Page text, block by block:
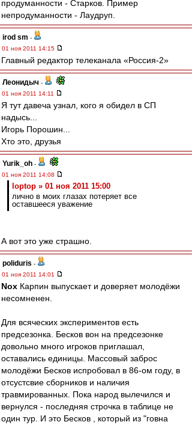
продуманности - Старков. Пример
непродуманности - Лаудруп.
irod sm -
01 ноя 2011 14:15
Главный редактор телеканала «Россия-2»
Леонидыч -
01 ноя 2011 14:11
Я тут давеча узнал, кого я обидел в СП
надысь...
Игорь Порошин...
Хто это, друзья
Yurik_oh -
01 ноя 2011 14:08
loptop » 01 ноя 2011 15:00
лично в моих глазах потеряет все
оставшееся уважение
А вот это уже страшно.
poliduris -
01 ноя 2011 14:01
Nox Карпин выпускает и доверяет молодёжи
несомненен.
Для всяческих экспериментов есть
предсезонка. Бесков вон на предсезонке
довольно много игроков приглашал,
оставались единицы. Массовый заброс
молодёжи Бесков испробовал в 86-ом году, в
отсустсвие сборников и наличия
травмированных. Пока народ вылечился и
вернулся - последняя строчка в таблице не
один тур. И это Бесков , который из "говна